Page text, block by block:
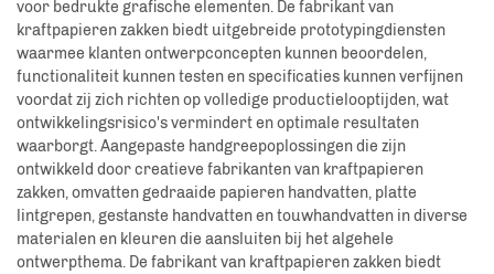
voor bedrukte grafische elementen. De fabrikant van
kraftpapieren zakken biedt uitgebreide prototypingdiensten
waarmee klanten ontwerpconcepten kunnen beoordelen,
functionaliteit kunnen testen en specificaties kunnen verfijnen
voordat zij zich richten op volledige productielooptijden, wat
ontwikkelingsrisico's vermindert en optimale resultaten
waarborgt. Aangepaste handgreepoplossingen die zijn
ontwikkeld door creatieve fabrikanten van kraftpapieren
zakken, omvatten gedraaide papieren handvatten, platte
lintgrepen, gestanste handvatten en touwhandvatten in diverse
materialen en kleuren die aansluiten bij het algehele
ontwerpthema. De fabrikant van kraftpapieren zakken biedt